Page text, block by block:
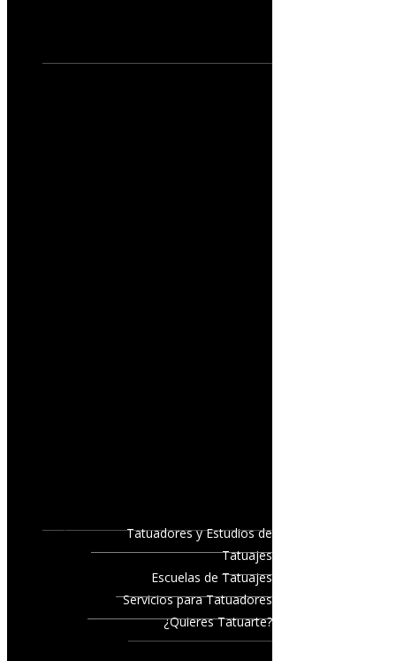
Tatuadores y Estudios de
Tatuajes
Escuelas de Tatuajes
Servicios para Tatuadores
¿Quieres Tatuarte?